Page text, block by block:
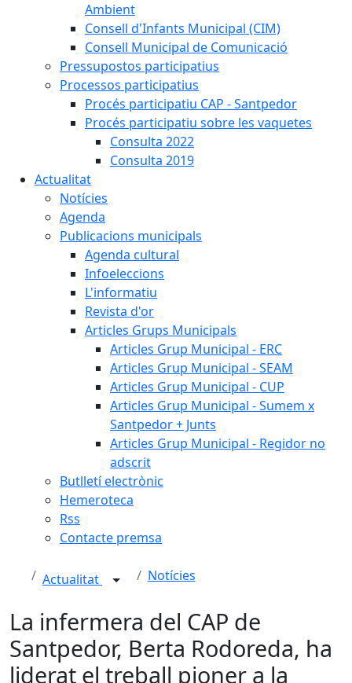
Ambient
Consell d'Infants Municipal (CIM)
Consell Municipal de Comunicació
Pressupostos participatius
Processos participatius
Procés participatiu CAP - Santpedor
Procés participatiu sobre les vaquetes
Consulta 2022
Consulta 2019
Actualitat
Notícies
Agenda
Publicacions municipals
Agenda cultural
Infoeleccions
L'informatiu
Revista d'or
Articles Grups Municipals
Articles Grup Municipal - ERC
Articles Grup Municipal - SEAM
Articles Grup Municipal - CUP
Articles Grup Municipal - Sumem x
Santpedor + Junts
Articles Grup Municipal - Regidor no
adscrit
Butlletí electrònic
Hemeroteca
Rss
Contacte premsa
Actualitat Notícies
La infermera del CAP de
Santpedor, Berta Rodoreda, ha
liderat el treball pioner a la